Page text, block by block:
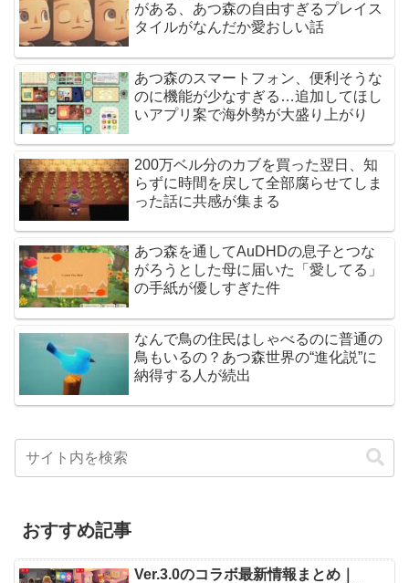
がある、あつ森の自由すぎるプレイス
タイルがなんだか愛おしい話
あつ森のスマートフォン、便利そうな
のに機能が少なすぎる…追加してほし
いアプリ案で海外勢が大盛り上がり
200万ベル分のカブを買った翌日、知
らずに時間を戻して全部腐らせてしま
った話に共感が集まる
あつ森を通してAuDHDの息子とつな
がろうとした母に届いた「愛してる」
の手紙が優しすぎた件
なんで鳥の住民はしゃべるのに普通の
鳥もいるの？あつ森世界の“進化説”に
納得する人が続出
おすすめ記事
Ver.3.0のコラボ最新情報まとめ｜